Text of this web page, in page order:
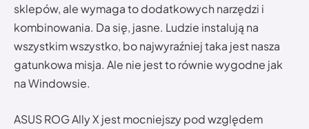
sklepów, ale wymaga to dodatkowych narzędzi i
kombinowania. Da się, jasne. Ludzie instalują na
wszystkim wszystko, bo najwyraźniej taka jest nasza
gatunkowa misja. Ale nie jest to równie wygodne jak
na Windowsie.
ASUS ROG Ally X jest mocniejszy pod względem